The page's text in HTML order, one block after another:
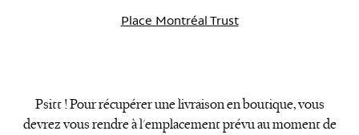
Place Montréal Trust
Psitt ! Pour récupérer une livraison en boutique, vous
devrez vous rendre à l'emplacement prévu au moment de